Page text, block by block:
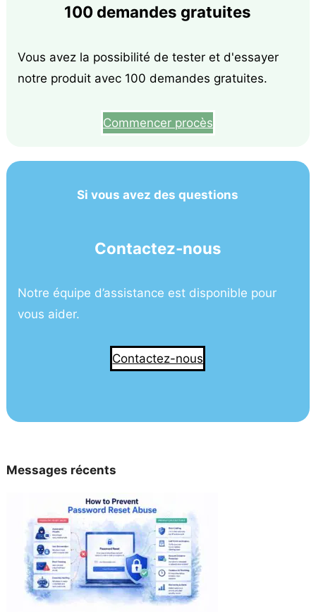
100 demandes gratuites
Vous avez la possibilité de tester et d'essayer
notre produit avec 100 demandes gratuites.
Commencer procès
Si vous avez des questions
Contactez-nous
Notre équipe d’assistance est disponible pour
vous aider.
Contactez-nous
Messages récents